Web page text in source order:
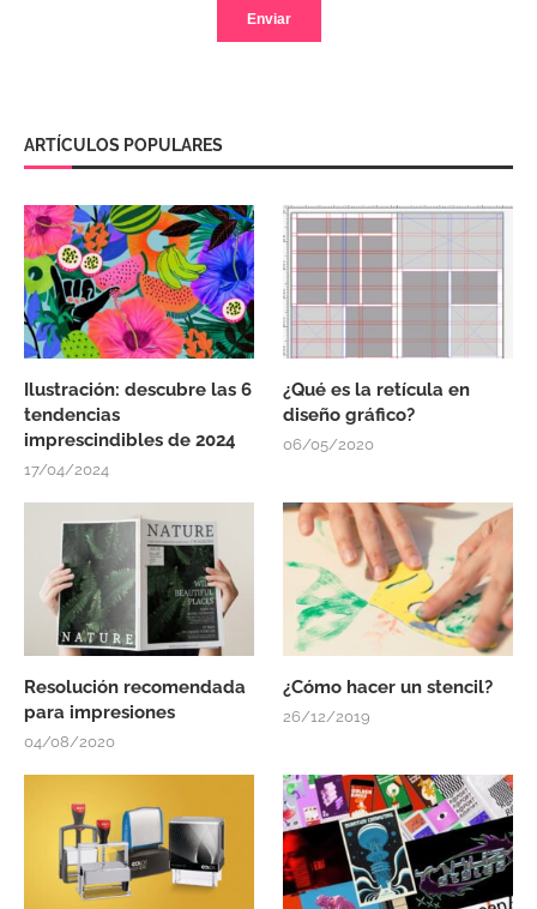
ARTÍCULOS POPULARES
Ilustración: descubre las 6
tendencias
imprescindibles de 2024
17/04/2024
¿Qué es la retícula en
diseño gráfico?
06/05/2020
Resolución recomendada
para impresiones
04/08/2020
¿Cómo hacer un stencil?
26/12/2019